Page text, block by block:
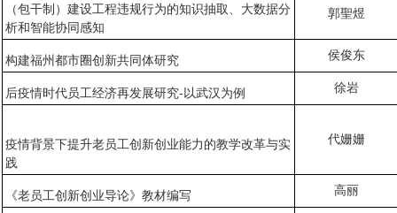
（包干制）建设工程违规行为的知识抽取、大数据分
析和智能协同感知
郭聖煜
构建福州都市圈创新共同体研究 侯俊东
后疫情时代员工经济再发展研究-以武汉为例 徐岩
疫情背景下提升老员工创新创业能力的教学改革与实
践
代姗姗
《老员工创新创业导论》教材编写 高丽